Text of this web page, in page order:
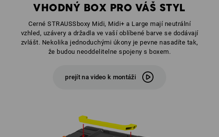
VHODNÝ BOX PRO VÁŠ STYL
Cerné STRAUSSboxy Midi, Midi+ a Large mají neutrální
vzhled, uzávery a držadla ve vaší oblíbené barve se dodávají
zvlášt. Nekolika jednoduchými úkony je pevne nasadíte tak,
že budou neoddelitelne spojeny s boxem.
prejít na video k montáži